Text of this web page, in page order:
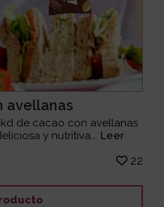
avellanas
de cacao con avellanas
y nutritiva... Leer
22